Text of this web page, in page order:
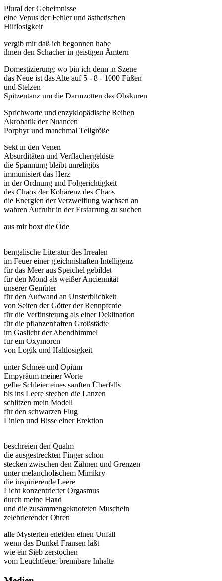
Plural der Geheimnisse
eine Venus der Fehler und ästhetischen
Hilflosigkeit
vergib mir daß ich begonnen habe
ihnen den Schacher in geistigen Ämtern
Domestizierung: wo bin ich denn in Szene
das Neue ist das Alte auf 5 - 8 - 1000 Füßen
und Stelzen
Spitzentanz um die Darmzotten des Obskuren
Sprichworte und enzyklopädische Reihen
Akrobatik der Nuancen
Porphyr und manchmal Teilgröße
Sekt in den Venen
Absurditäten und Verflachergelüste
die Spannung bleibt unreligiös
immunisiert das Herz
in der Ordnung und Folgerichtigkeit
des Chaos der Kohärenz des Chaos
die Energien der Verzweiflung wachsen an
wahren Aufruhr in der Erstarrung zu suchen
aus mir boxt die Öde
bengalische Literatur des Irrealen
im Feuer einer gleichnishaften Intelligenz
für das Meer aus Speichel gebildet
für den Mond als weißer Anciennität
unserer Gemüter
für den Aufwand an Unsterblichkeit
von Seiten der Götter der Rennpferde
für die Verfinsterung als einer Deklination
für die pflanzenhaften Großstädte
im Gaslicht der Abendhimmel
für ein Oxymoron
von Logik und Haltlosigkeit
unter Schnee und Opium
Empyräum meiner Worte
gelbe Schleier eines sanften Überfalls
bis ins Leere stechen die Lanzen
schlitzen mein Modell
für den schwarzen Flug
Linien und Bisse einer Erektion
beschreien den Qualm
die ausgestreckten Finger schon
stecken zwischen den Zähnen und Grenzen
unter melancholischem Mimikry
die inspirierende Leere
Licht konzentrierter Orgasmus
durch meine Hand
und die zusammengeknoteten Muscheln
zelebrierender Ohren
alle Mysterien erleiden einen Unfall
wenn das Dunkel Fransen läßt
wie ein Sieb zerstochen
vom Leuchtfeuer brennbare Inhalte